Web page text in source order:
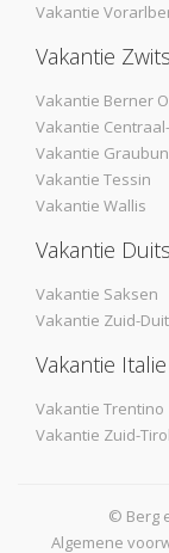
Vakantie
Vakantie
Vakantie Berner
Vakantie
Vakantie
Vakantie Tessin
Vakantie Wallis
Vakantie
Vakantie Saksen
Vakantie Zuid-
Vakantie Italie
Vakantie Trentino
Vakantie Zuid-Tirol
© Berg
Algemene